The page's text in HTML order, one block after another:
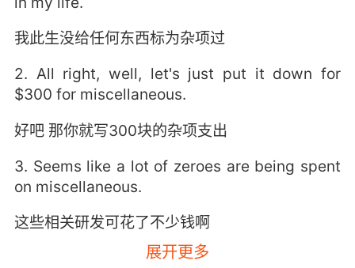
我此生没给任何东西标为杂项过
2. All right, well, let's just put it down for
$300 for miscellaneous.
好吧 那你就写300块的杂项支出
3. Seems like a lot of zeroes are being spent
on miscellaneous.
这些相关研发可花了不少钱啊
4. And stuck there is a staggering amount of
展开更多